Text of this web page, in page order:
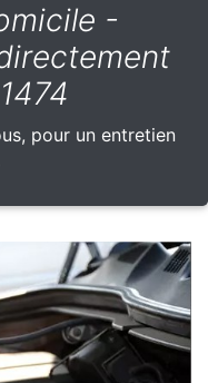
-
pour un entretien